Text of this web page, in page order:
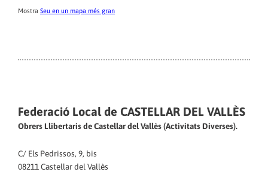
Mostra Seu en un mapa més gran
Federació Local de CASTELLAR DEL VALLÈS
Obrers Llibertaris de Castellar del Vallès (Activitats Diverses).
C/ Els Pedrissos, 9, bis
08211 Castellar del Vallès